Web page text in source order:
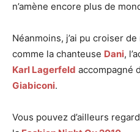
n’amène encore plus de
Néanmoins, j’ai pu croiser
comme la chanteuse Dani,
Karl Lagerfeld accompagné
Giabiconi.
Vous pouvez d’ailleurs